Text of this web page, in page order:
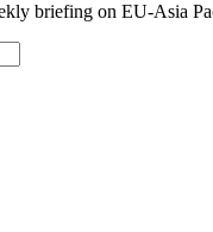
briefing on EU-Asia